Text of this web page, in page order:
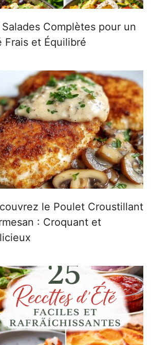
Complètes pour un
Frais et Équilibré
le Poulet Croustillant
: Croquant et